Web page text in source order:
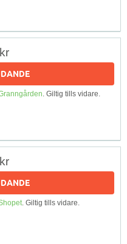
. Giltig tills vidare.
. Giltig tills vidare.